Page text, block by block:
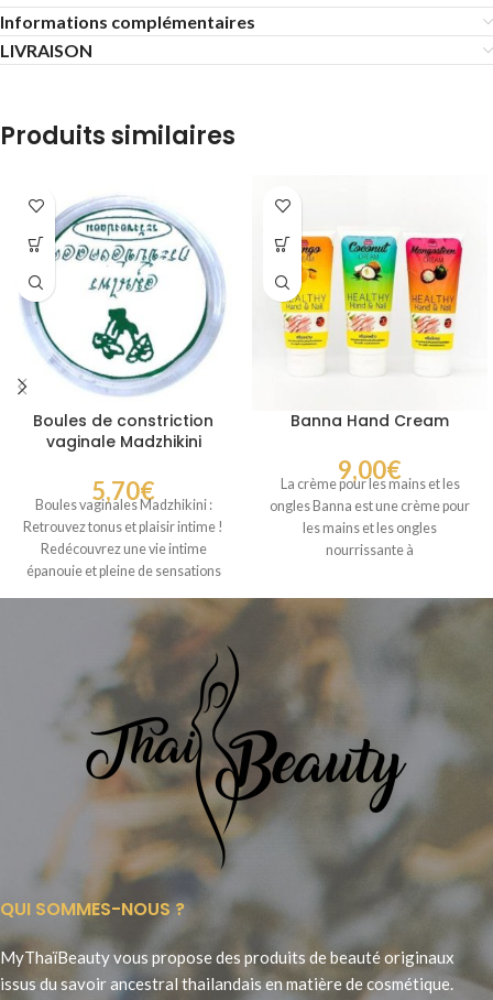
Informations complémentaires
LIVRAISON
Produits similaires
Boules de constriction
vaginale Madzhikini
5,70€
Boules vaginales Madzhikini :
Retrouvez tonus et plaisir intime !
Redécouvrez une vie intime
épanouie et pleine de sensations
Banna Hand Cream
9,00€
La crème pour les mains et les
ongles Banna est une crème pour
les mains et les ongles
nourrissante à
QUI SOMMES-NOUS ?
MyThaïBeauty vous propose des produits de beauté originaux
issus du savoir ancestral thailandais en matière de cosmétique.